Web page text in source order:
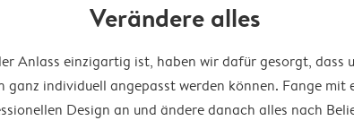
Verändere alles
Anlass einzigartig ist, haben wir dafür gesorgt, dass
ganz individuell angepasst werden können. Fange mit
Design an und ändere danach alles nach